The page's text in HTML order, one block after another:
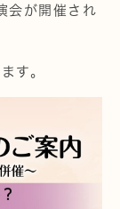
会 が開催され
す。